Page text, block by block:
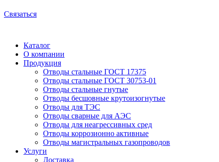
Связаться
Каталог
О компании
Продукция
Отводы стальные ГОСТ 17375
Отводы стальные ГОСТ 30753-01
Отводы стальные гнутые
Отводы бесшовные крутоизогнутые
Отводы для ТЭС
Отводы сварные для АЭС
Отводы для неагрессивных сред
Отводы коррозионно активные
Отводы магистральных газопроводов
Услуги
Доставка